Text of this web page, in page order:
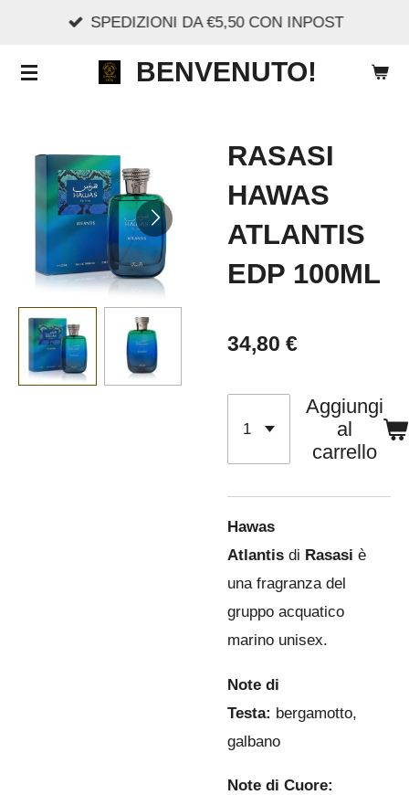
contenuto
BENVENUTO!
SPEDIZIONI DA €5,50 CON INPOST
RASASI
HAWAS
ATLANTIS
EDP 100ML
34,80 €
Aggiungi
al
carrello
Hawas
Atlantis di Rasasi è
una fragranza del
gruppo acquatico
marino unisex.
Note di
Testa: bergamotto,
galbano
Note di Cuore: